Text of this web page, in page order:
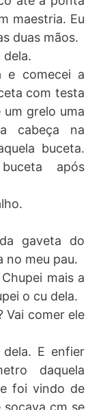
maestria. Eu
duas mãos.
e comecei a
com testa
grelo uma
cabeça na
buceta.
após
gaveta do
no meu pau.
mais a
o cu dela.
Vai comer ele
E enfier
daquela
foi vindo de
socava cm se